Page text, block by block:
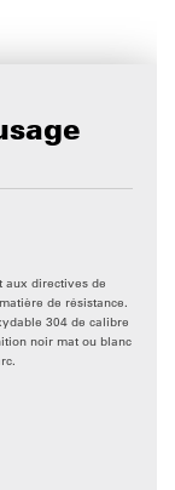
aux directives de
de résistance.
304 de calibre
noir mat ou blanc